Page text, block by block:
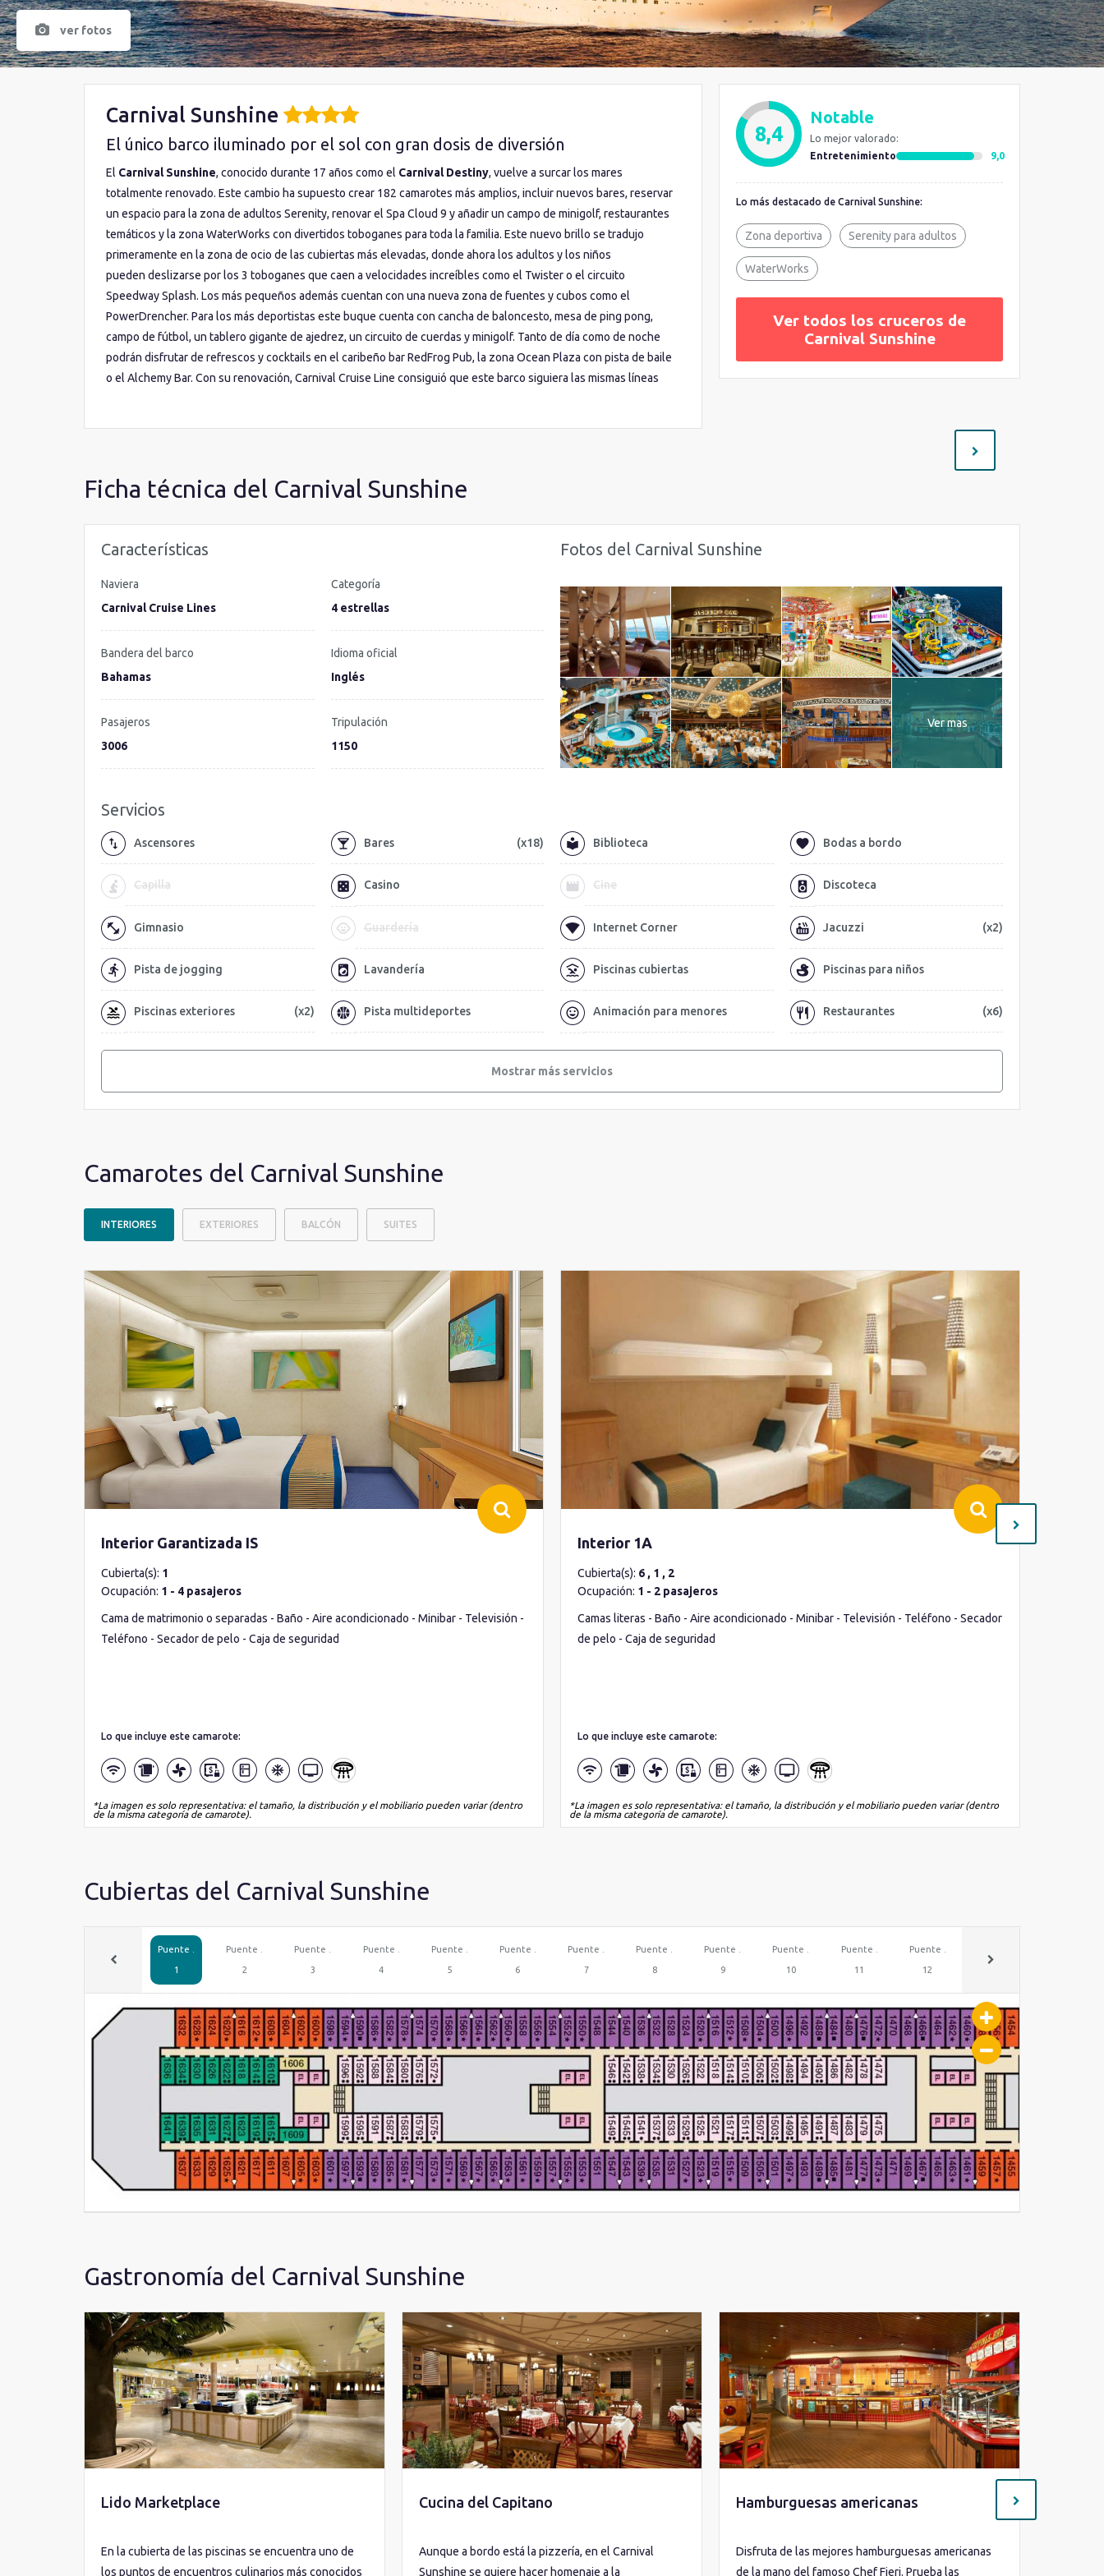
ver fotos
Carnival Sunshine
El único barco iluminado por el sol con gran dosis de diversión
El Carnival Sunshine, conocido durante 17 años como el Carnival Destiny, vuelve a surcar los mares
totalmente renovado. Este cambio ha supuesto crear 182 camarotes más amplios, incluir nuevos bares, reservar
un espacio para la zona de adultos Serenity, renovar el Spa Cloud 9 y añadir un campo de minigolf, restaurantes
temáticos y la zona WaterWorks con divertidos toboganes para toda la familia. Este nuevo brillo se tradujo
primeramente en la zona de ocio de las cubiertas más elevadas, donde ahora los adultos y los niños
pueden deslizarse por los 3 toboganes que caen a velocidades increíbles como el Twister o el circuito
Speedway Splash. Los más pequeños además cuentan con una nueva zona de fuentes y cubos como el
PowerDrencher. Para los más deportistas este buque cuenta con cancha de baloncesto, mesa de ping pong,
campo de fútbol, un tablero gigante de ajedrez, un circuito de cuerdas y minigolf. Tanto de día como de noche
podrán disfrutar de refrescos y cocktails en el caribeño bar RedFrog Pub, la zona Ocean Plaza con pista de baile
o el Alchemy Bar. Con su renovación, Carnival Cruise Line consiguió que este barco siguiera las mismas líneas
8,4
Notable
Lo mejor valorado:
Entretenimiento
9,0
Lo más destacado de Carnival Sunshine:
Zona deportiva Serenity para adultos
WaterWorks
Ver todos los cruceros de
Carnival Sunshine
Ficha técnica del Carnival Sunshine
Características
Naviera
Carnival Cruise Lines
Categoría
4 estrellas
Bandera del barco
Bahamas
Idioma oficial
Inglés
Pasajeros
3006
Tripulación
1150
Fotos del Carnival Sunshine
Ver mas
Servicios
Ascensores Bares (x18) Biblioteca Bodas a bordo
Capilla Casino Cine Discoteca
Gimnasio Guardería Internet Corner Jacuzzi (x2)
Pista de jogging Lavandería Piscinas cubiertas Piscinas para niños
Piscinas exteriores (x2) Pista multideportes Animación para menores Restaurantes (x6)
Mostrar más servicios
Camarotes del Carnival Sunshine
INTERIORES EXTERIORES BALCÓN SUITES
Interior Garantizada IS
Cubierta(s): 1
Ocupación: 1 - 4 pasajeros
Cama de matrimonio o separadas - Baño - Aire acondicionado - Minibar - Televisión -
Teléfono - Secador de pelo - Caja de seguridad
Lo que incluye este camarote:
*La imagen es solo representativa: el tamaño, la distribución y el mobiliario pueden variar (dentro
de la misma categoría de camarote).
Interior 1A
Cubierta(s): 6 , 1 , 2
Ocupación: 1 - 2 pasajeros
Camas literas - Baño - Aire acondicionado - Minibar - Televisión - Teléfono - Secador
de pelo - Caja de seguridad
Lo que incluye este camarote:
*La imagen es solo representativa: el tamaño, la distribución y el mobiliario pueden variar (dentro
de la misma categoría de camarote).
Cubiertas del Carnival Sunshine
Puente .
1
Puente .
2
Puente .
3
Puente .
4
Puente .
5
Puente .
6
Puente .
7
Puente .
8
Puente .
9
Puente .
10
Puente .
11
Puente .
12
Gastronomía del Carnival Sunshine
Lido Marketplace
En la cubierta de las piscinas se encuentra uno de
los puntos de encuentros culinarios más conocidos
Cucina del Capitano
Aunque a bordo está la pizzería, en el Carnival
Sunshine se quiere hacer homenaje a la
Hamburguesas americanas
Disfruta de las mejores hamburguesas americanas
de la mano del famoso Chef Fieri. Prueba las